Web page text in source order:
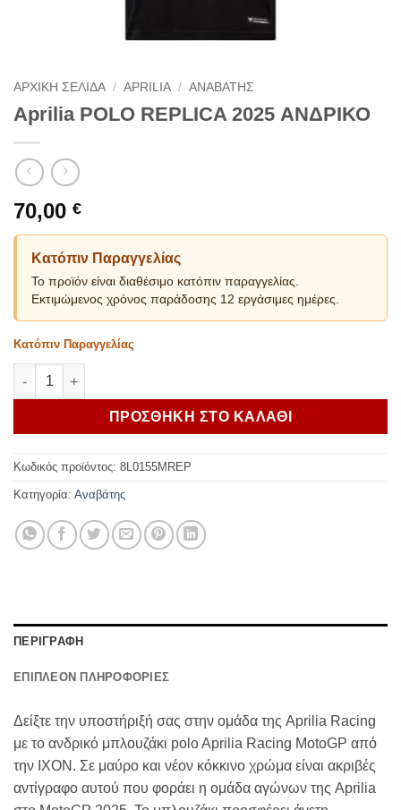
ΑΡΧΙΚΗ ΣΕΛΙΔΑ / APRILIA / ΑΝΑΒΑΤΗΣ
Aprilia POLO REPLICA 2025 ΑΝΔΡΙΚΟ
70,00 €
Κατόπιν Παραγγελίας
Το προϊόν είναι διαθέσιμο κατόπιν παραγγελίας.
Εκτιμώμενος χρόνος παράδοσης 12 εργάσιμες ημέρες.
Κατόπιν Παραγγελίας
Aprilia POLO REPLICA 2025 ΑΝΔΡΙΚΟ ποσότητα
ΠΡΟΣΘΗΚΗ ΣΤΟ ΚΑΛΑΘΙ
Κωδικός προϊόντος: 8L0155MREP
Κατηγορία: Αναβάτης
ΠΕΡΙΓΡΑΦΗ
ΕΠΙΠΛΕΟΝ ΠΛΗΡΟΦΟΡΙΕΣ
Δείξτε την υποστήριξή σας στην ομάδα της Aprilia Racing
με το ανδρικό μπλουζάκι polo Aprilia Racing MotoGP από
την IXON. Σε μαύρο και νέον κόκκινο χρώμα είναι ακριβές
αντίγραφο αυτού που φοράει η ομάδα αγώνων της Aprilia